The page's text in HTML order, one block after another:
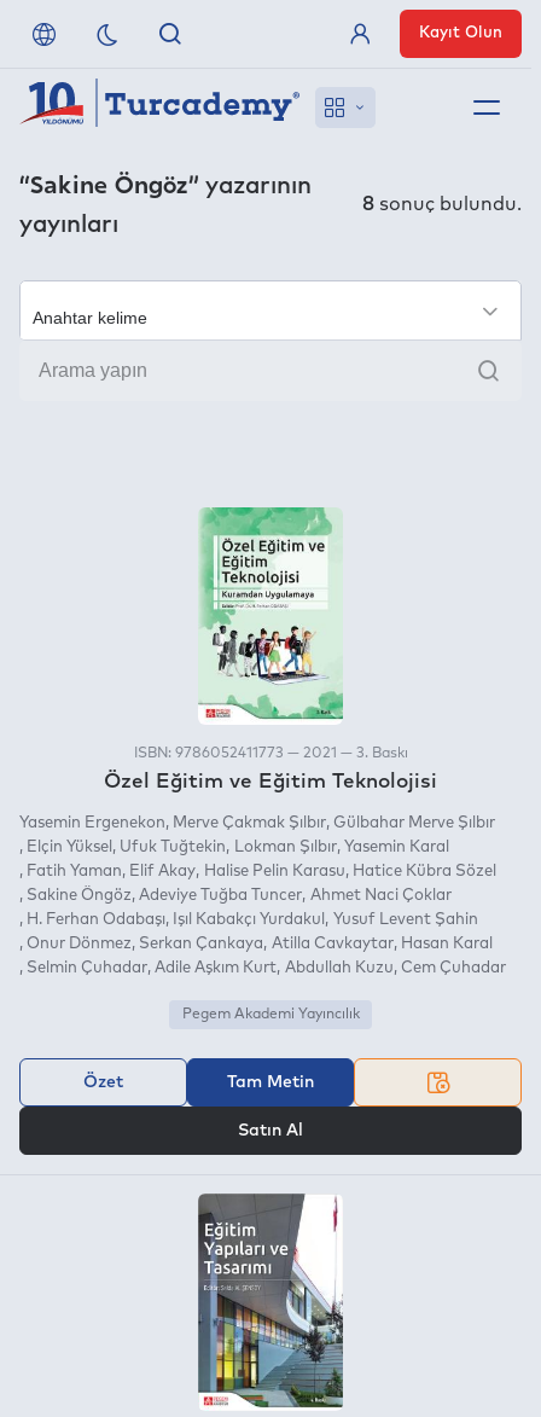
Referanslarımız
Uzaktan Erişim
Nasıl Erişirim
Üye Girişi
Kayıt Olun
“Sakine Öngöz” yazarının
yayınları
8 sonuç bulundu.
Ara
ISBN: 9786052411773 — 2021 — 3. Baskı
Özel Eğitim ve Eğitim Teknolojisi
Yasemin Ergenekon Merve Çakmak Şılbır Gülbahar Merve Şılbır
Elçin Yüksel
Ufuk Tuğtekin Lokman Şılbır Yasemin Karal
Fatih Yaman
Elif Akay Halise Pelin Karasu
Hatice Kübra Sözel
Sakine Öngöz Adeviye Tuğba Tuncer Ahmet Naci Çoklar
H. Ferhan Odabaşı
Işıl Kabakçı Yurdakul
Yusuf Levent Şahin
Onur Dönmez
Serkan Çankaya Atilla Cavkaytar
Hasan Karal
Selmin Çuhadar Adile Aşkım Kurt Abdullah Kuzu Cem Çuhadar
Pegem Akademi Yayıncılık
Özet Tam Metin
Satın Al